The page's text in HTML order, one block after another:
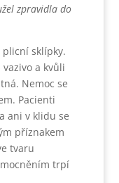
zpravidla do
plicní sklípky.
a kvůli
Nemoc se
Pacienti
ani v klidu se
příznakem
tvaru
trpí